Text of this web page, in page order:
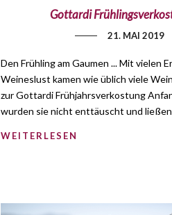
Gottardi
21. MAI 2019
Den Frühling am Gaumen ... Mit vielen
Weineslust kamen wie üblich viele
zur Gottardi Frühjahrsverkostung
wurden sie nicht enttäuscht und
WEITERLESEN